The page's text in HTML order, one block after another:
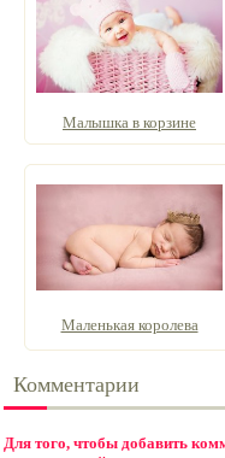
Малышка в корзине
Маленькая королева
Комментарии
Для того, чтобы добавить